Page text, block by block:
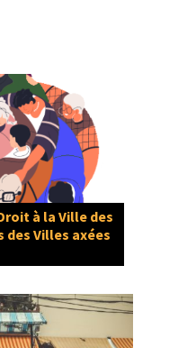
à la Ville des
des Villes axées